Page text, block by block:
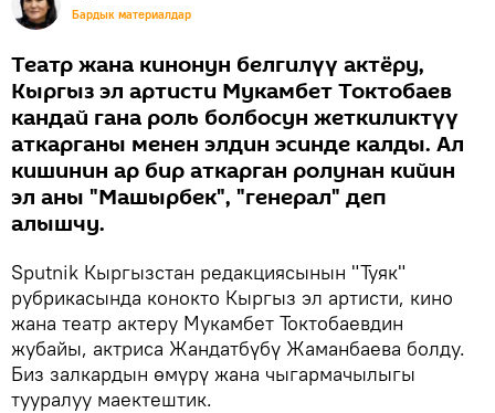
Бардык материалдар
Театр жана кинонун белгилүү актёру,
Кыргыз эл артисти Мукамбет Токтобаев
кандай гана роль болбосун жеткиликтүү
аткарганы менен элдин эсинде калды. Ал
кишинин ар бир аткарган ролунан кийин
эл аны "Машырбек", "генерал" деп
алышчу.
Sputnik Кыргызстан редакциясынын "Туяк"
рубрикасында конокто Кыргыз эл артисти, кино
жана театр актеру Мукамбет Токтобаевдин
жубайы, актриса Жандатбүбү Жаманбаева болду.
Биз залкардын өмүрү жана чыгармачылыгы
тууралуу маектештик.